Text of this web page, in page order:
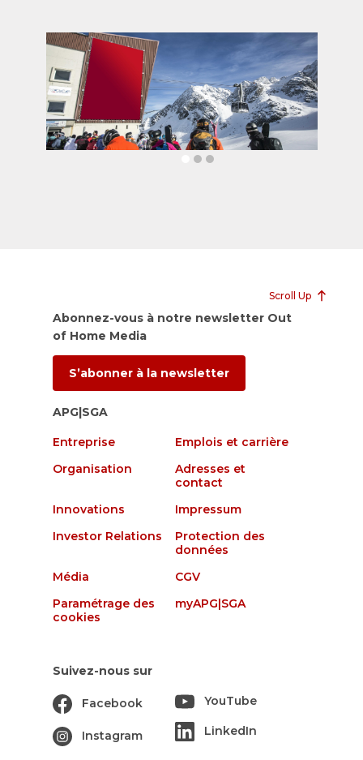
Scroll Up
Abonnez-vous à notre newsletter Out
of Home Media
S’abonner à la newsletter
APG|SGA
Entreprise
Emplois et carrière
Organisation
Adresses et
contact
Innovations
Impressum
Investor Relations
Protection des
données
Média
CGV
Paramétrage des
cookies
myAPG|SGA
Suivez-nous sur
Facebook
Instagram
YouTube
LinkedIn